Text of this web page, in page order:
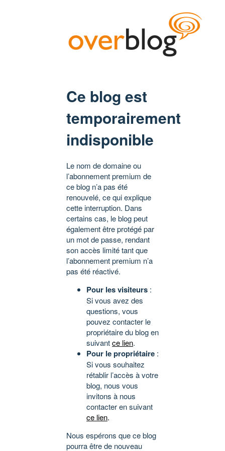
Ce blog est
temporairement
indisponible
Le nom de domaine ou
l’abonnement premium de
ce blog n’a pas été
renouvelé, ce qui explique
cette interruption. Dans
certains cas, le blog peut
également être protégé par
un mot de passe, rendant
son accès limité tant que
l’abonnement premium n’a
pas été réactivé.
Pour les visiteurs :
Si vous avez des
questions, vous
pouvez contacter le
propriétaire du blog en
suivantce lien.
Pour le propriétaire :
Si vous souhaitez
rétablir l’accès à votre
blog, nous vous
invitons à nous
contacter en suivant
ce lien.
Nous espérons que ce blog
pourra être de nouveau